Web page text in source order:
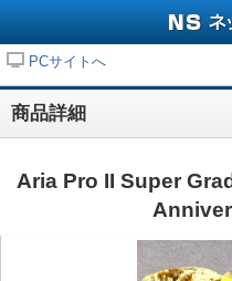
PCサイトへ
商品詳細
Aria Pro II Super